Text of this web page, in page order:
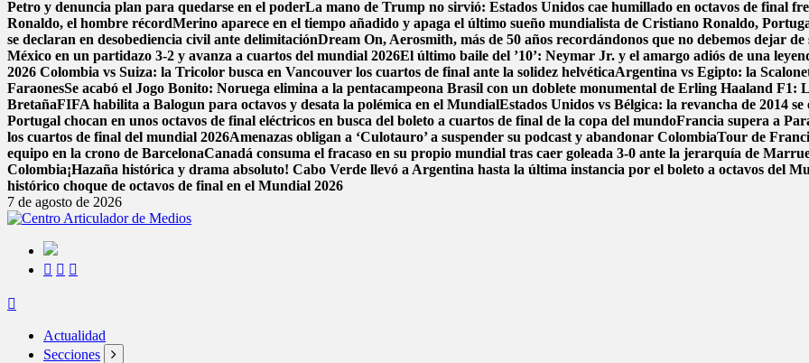
Petro y denuncia plan para quedarse en el poderLa mano de Trump no sirvió: Estados Unidos cae humillado en octavos de final
Ronaldo, el hombre récordMerino aparece en el tiempo añadido y apaga el último sueño mundialista de Cristiano Ronaldo,
se declaran en desobediencia civil ante delimitaciónDream On, Aerosmith, más de 50 años recordándonos que no debemos dejar de
México en un partidazo 3-2 y avanza a cuartos del mundial 2026El último baile del ’10’: Neymar Jr. y el amargo adiós de una
2026 Colombia vs Suiza: la Tricolor busca en Vancouver los cuartos de final ante la solidez helvéticaArgentina vs Egipto: la
FaraonesSe acabó el Jogo Bonito: Noruega elimina a la pentacampeona Brasil con un doblete monumental de Erling Haaland F1:
BretañaFIFA habilita a Balogun para octavos y desata la polémica en el MundialEstados Unidos vs Bélgica: la revancha de 2014
Portugal chocan en unos octavos de final eléctricos en busca del boleto a cuartos de final de la copa del mundoFrancia supera a
los cuartos de final del mundial 2026Amenazas obligan a ‘Culotauro’ a suspender su podcast y abandonar ColombiaTour de
equipo en la crono de BarcelonaCanadá consuma el fracaso en su propio mundial tras caer goleada 3-0 ante la jerarquía de
Colombia¡Hazaña histórica y drama absoluto! Cabo Verde llevó a Argentina hasta la última instancia por el boleto a octavos del
histórico choque de octavos de final en el Mundial 2026
7 de agosto de 2026
Actualidad
Secciones